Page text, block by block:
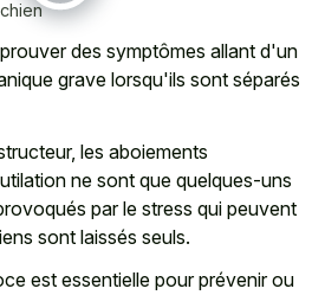
des symptômes allant d'un
grave lorsqu'ils sont séparés
les aboiements
ne sont que quelques-uns
par le stress qui peuvent
sont laissés seuls.
est essentielle pour prévenir ou